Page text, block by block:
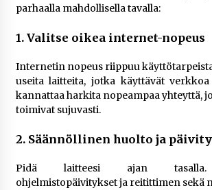
parhaalla mahdollisella tavalla:
1. Valitse oikea internet-nopeus
Internetin nopeus riippuu
useita laitteita, jotka käyttävät
kannattaa harkita nopeampaa yhteyttä,
toimivat sujuvasti.
2. Säännöllinen huolto ja
Pidä laitteesi ajan tasalla.
ohjelmistopäivitykset ja reitittimen sekä